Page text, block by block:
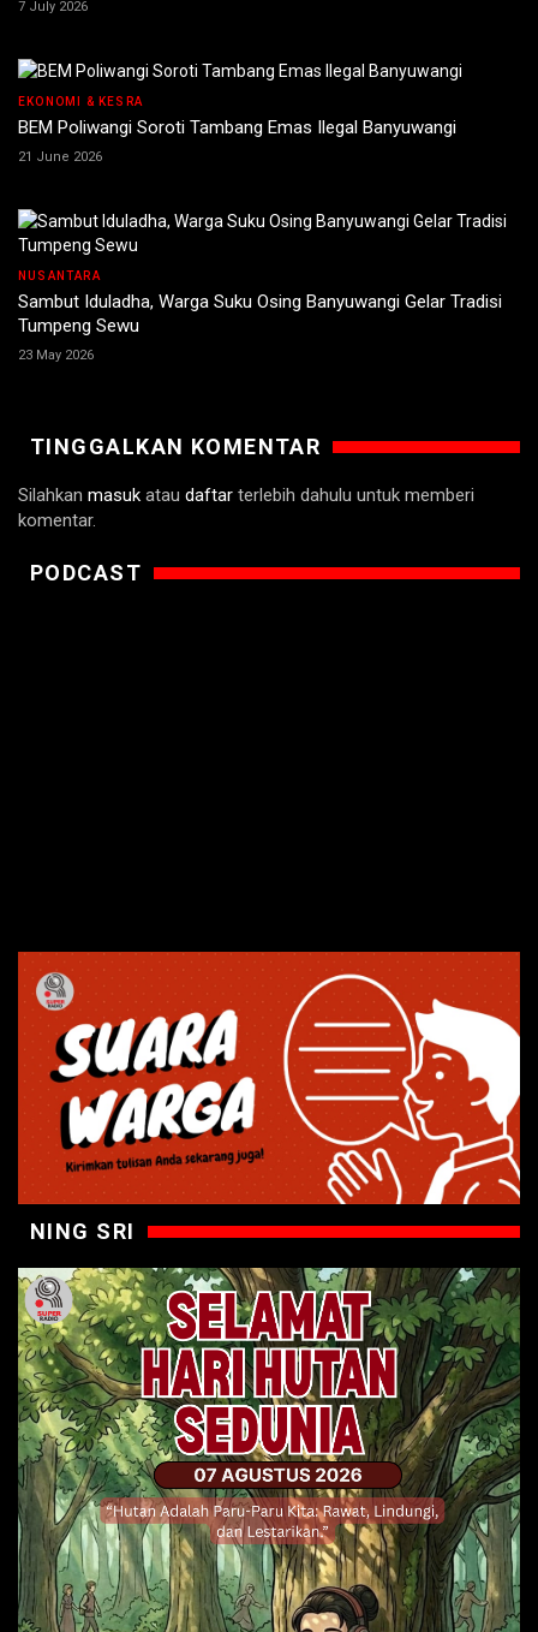
7 July 2026
EKONOMI & KESRA
BEM Poliwangi Soroti Tambang Emas Ilegal Banyuwangi
21 June 2026
NUSANTARA
Sambut Iduladha, Warga Suku Osing Banyuwangi Gelar Tradisi
Tumpeng Sewu
23 May 2026
TINGGALKAN KOMENTAR
Silahkan masuk atau daftar terlebih dahulu untuk memberi
komentar.
PODCAST
NING SRI